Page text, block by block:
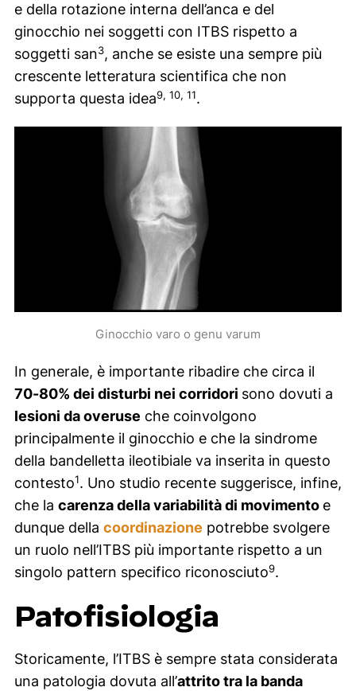
e della rotazione interna dell’anca e del
ginocchio nei soggetti con ITBS rispetto a
soggetti san3, anche se esiste una sempre più
crescente letteratura scientifica che non
supporta questa idea9, 10, 11.
Ginocchio varo o genu varum
In generale, è importante ribadire che circa il
70-80% dei disturbi nei corridori sono dovuti a
lesioni daoveruse che coinvolgono
principalmente il ginocchio e che la sindrome
della bandelletta ileotibiale va inserita in questo
contesto1. Uno studio recente suggerisce, infine,
che la carenza della variabilità di movimento e
dunque della coordinazione potrebbe svolgere
un ruolo nell’ITBS più importante rispetto a un
singolo pattern specifico riconosciuto9.
Patofisiologia
Storicamente, l’ITBS è sempre stata considerata
una patologia dovuta all’attrito tra la banda